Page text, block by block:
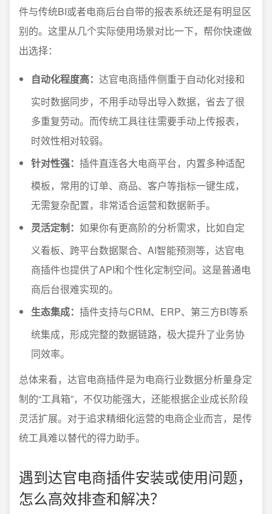
件与传统BI或者电商后台自带的报表系统还是有明显区
别的。这里从几个实际使用场景对比一下，帮你快速做
出选择：
自动化程度高： 达官电商插件侧重于自动化对接和
实时数据同步，不用手动导出导入数据，省去了很
多重复劳动。而传统工具往往需要手动上传报表，
时效性相对较弱。
针对性强： 插件直连各大电商平台，内置多种适配
模板，常用的订单、商品、客户等指标一键生成，
无需复杂配置，非常适合运营和数据新手。
灵活定制： 如果你有更高阶的分析需求，比如自定
义看板、跨平台数据聚合、AI智能预测等，达官电
商插件也提供了API和个性化定制空间。这是普通电
商后台很难实现的。
生态集成： 插件支持与CRM、ERP、第三方BI等系
统集成，形成完整的数据链路，极大提升了业务协
同效率。
总体来看，达官电商插件是为电商行业数据分析量身定
制的“工具箱”，不仅功能强大，还能根据企业成长阶段
灵活扩展。对于追求精细化运营的电商企业而言，是传
统工具难以替代的得力助手。
遇到达官电商插件安装或使用问题，
怎么高效排查和解决？